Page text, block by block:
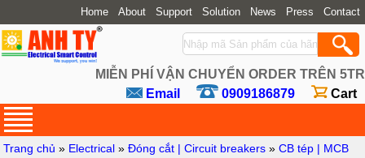
Home About Support Solution News Press Contact
MIỄN PHÍ VẬN CHUYỂN ORDER TRÊN 5TR
Email
0909186879 Cart
Trang chủ » Electrical »Đóng cắt | Circuit breakers »CB tép | MCB